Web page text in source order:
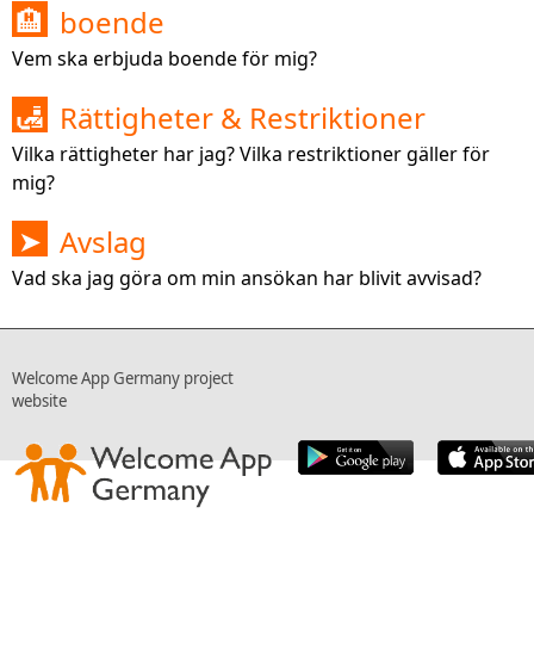
🏨 boende
Vem ska erbjuda boende för mig?
🛃 Rättigheter & Restriktioner
Vilka rättigheter har jag? Vilka restriktioner gäller för
mig?
➤ Avslag
Vad ska jag göra om min ansökan har blivit avvisad?
Welcome App Germany project
website